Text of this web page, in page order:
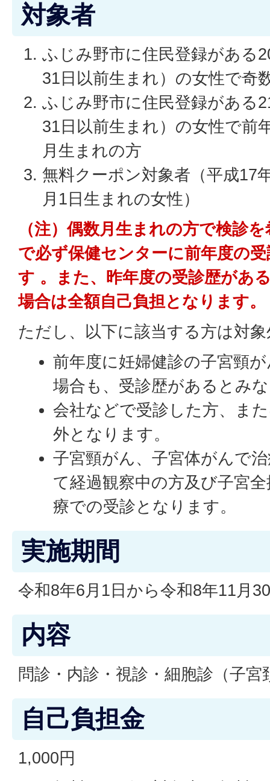
対象者
ふじみ野市に住民登録がある
31日以前生まれ）の女性で奇
ふじみ野市に住民登録がある
31日以前生まれ）の女性で前
月生まれの方
無料クーポン対象者（平成17
月1日生まれの女性）
（注）偶数月生まれの方で検診
で必ず保健センターに前年度の
す 。また、昨年度の受診歴があ
場合は全額自己負担となります。
ただし、以下に該当する方は対
前年度に妊婦健診の子宮頸
場合も、受診歴があるとみ
会社などで受診した方、ま
外となります。
子宮頸がん、子宮体がんで
て経過観察中の方及び子宮
療での受診となります。
実施期間
令和8年6月1日から令和8年11月
内容
問診・内診・視診・細胞診（子宮
自己負担金
1,000円